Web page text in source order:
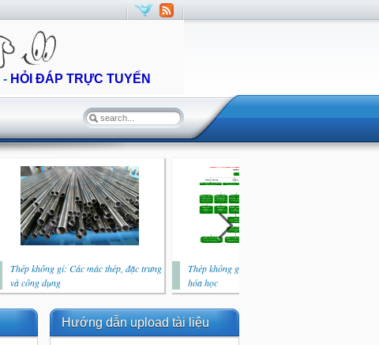
- HỎI ĐÁP TRỰC TUYẾN
Thép không gỉ: Các mác thép, đặc trưng
và công dụng
Thép không gỉ: Vai trò của các nguyên tố
hóa học
Hướng dẫn upload tài liệu